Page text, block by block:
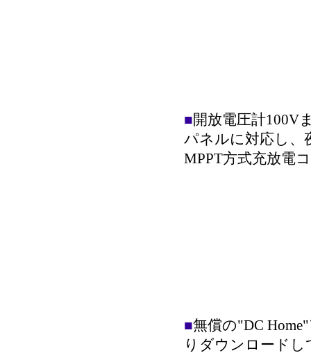
■開放電圧計100V
パネルに対応し、
MPPT方式充放電
■無償の"DC
りダウンロード